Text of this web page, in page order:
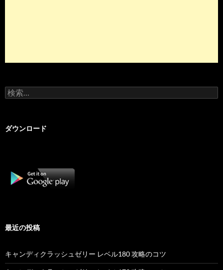
検
索:
ダウンロード
最近の投稿
キャンディクラッシュゼリー レベル180 攻略のコツ